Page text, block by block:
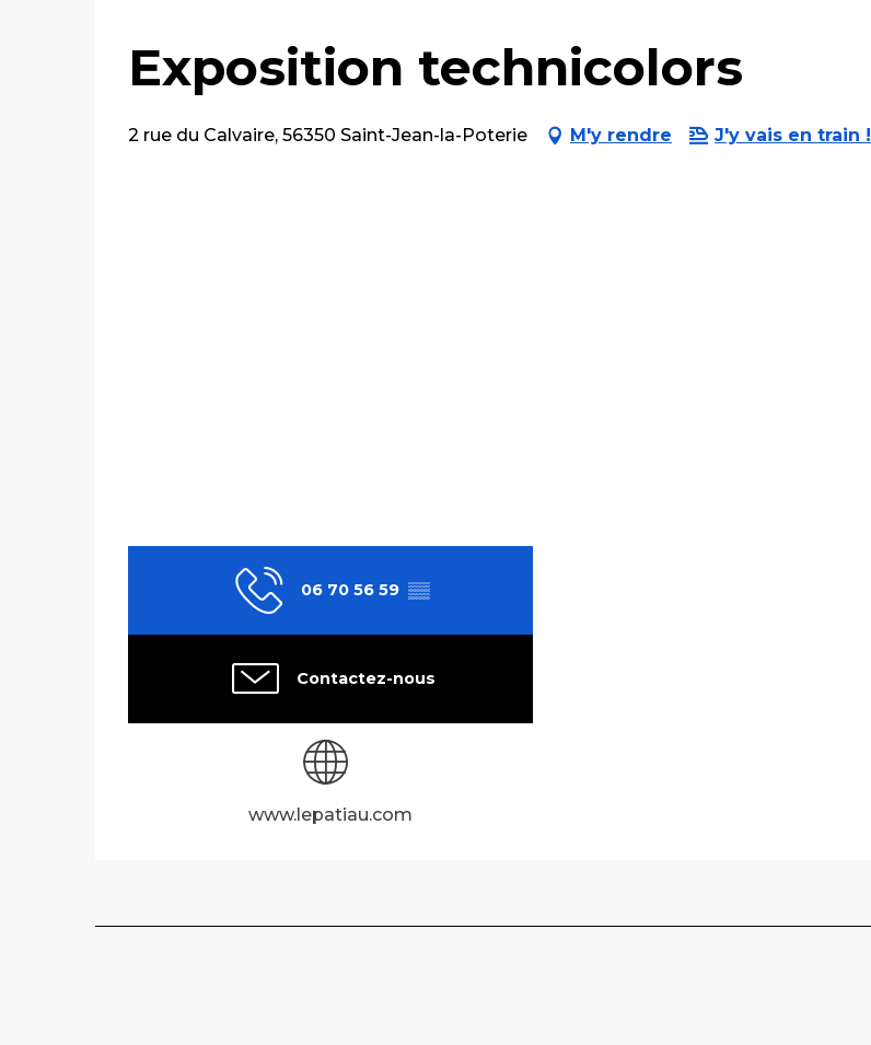
Exposition technicolors
2 rue du Calvaire, 56350 Saint-Jean-la-Poterie M'y rendre J'y vais en train !
06 70 56 59 ▒▒
Contactez-nous
www.lepatiau.com